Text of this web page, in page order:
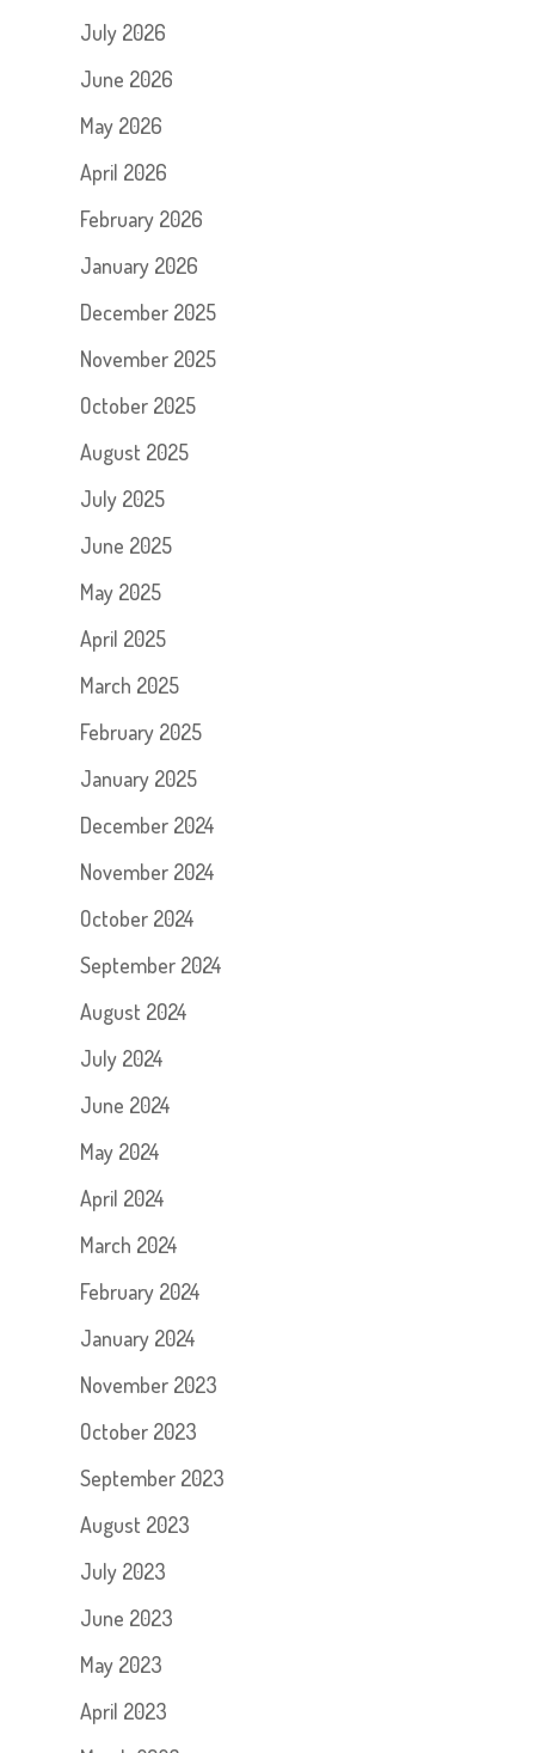
July 2026
June 2026
May 2026
April 2026
February 2026
January 2026
December 2025
November 2025
October 2025
August 2025
July 2025
June 2025
May 2025
April 2025
March 2025
February 2025
January 2025
December 2024
November 2024
October 2024
September 2024
August 2024
July 2024
June 2024
May 2024
April 2024
March 2024
February 2024
January 2024
November 2023
October 2023
September 2023
August 2023
July 2023
June 2023
May 2023
April 2023